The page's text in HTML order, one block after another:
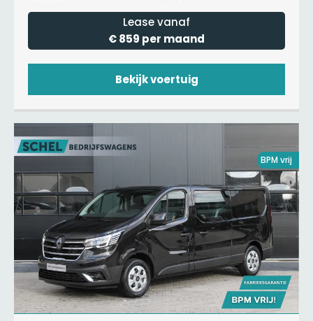
Lease vanaf
€ 859 per maand
Bekijk voertuig
BPM vrij